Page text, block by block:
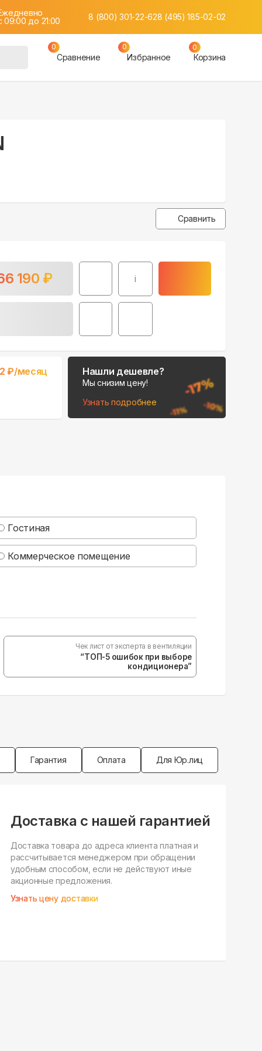
09:00 до 21:00
8 (800) 301-22-628 (495) 185-02-02
0
Сравнение
0
Избранное
0
Корзина
Поможем выбрать
место для монтажа:
В Telegram
Сравнить
190 ₽ i
₽/месяц Нашли дешевле?
Мы снизим цену!
Узнать подробнее
Гостиная
Коммерческое помещение
Чек лист от эксперта в вентиляции
“ТОП-5 ошибок при выборе
кондиционера”
Гарантия Оплата Для Юр.лиц
Доставка с нашей гарантией
Доставка товара до адреса клиента платная и
рассчитывается менеджером при обращении
удобным способом, если не действуют иные
акционные предложения.
Узнать цену доставки